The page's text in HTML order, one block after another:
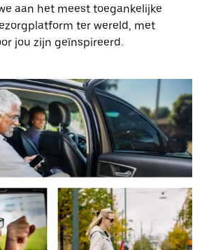
aan het meest toegankelijke
ter wereld, met
jou zijn geïnspireerd.